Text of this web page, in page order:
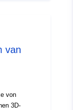
4f0ba20e6f9e
van
von
3D-